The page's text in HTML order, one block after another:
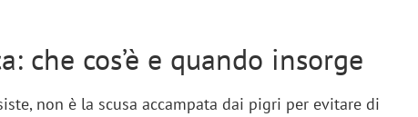
che cos’è e quando insorge
non è la scusa accampata dai pigri per evitare di